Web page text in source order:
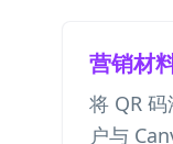
营销材
将 QR
户与